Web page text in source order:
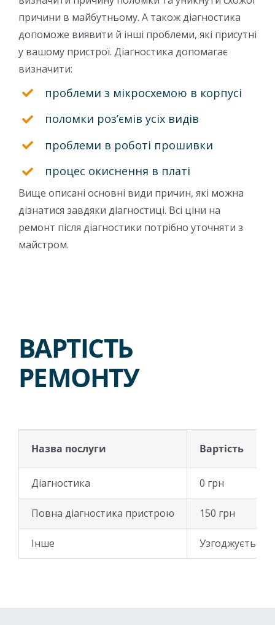
причини в майбутньому. А також діагностика
допоможе виявити й інші проблеми, які присутні
у вашому пристрої. Діагностика допомагає
визначити:
проблеми з мікросхемою в корпусі
поломки роз’ємів усіх видів
проблеми в роботі прошивки
процес окиснення в платі
Вище описані основні види причин, які можна
дізнатися завдяки діагностиці. Всі ціни на
ремонт після діагностики потрібно уточняти з
майстром.
ВАРТІСТЬ
РЕМОНТУ
Назва послуги Вартість
Діагностика 0 грн
Повна діагностика пристрою 150 грн
Інше Узгоджується